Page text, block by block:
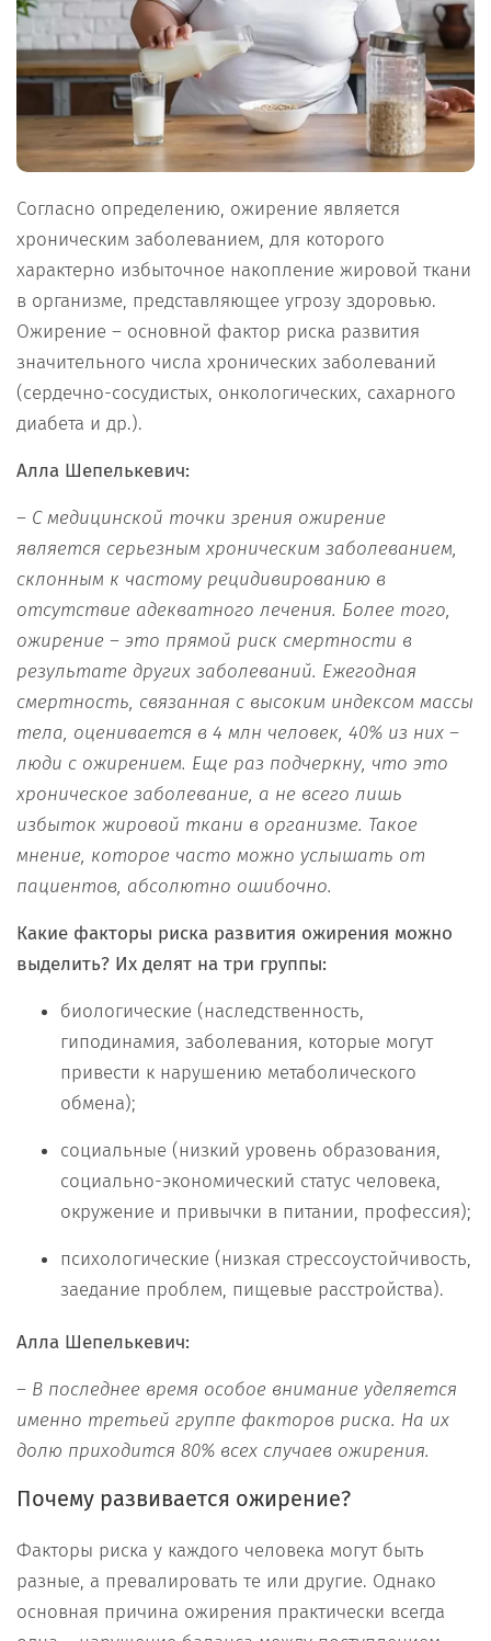
Согласно определению, ожирение является
хроническим заболеванием, для которого
характерно избыточное накопление жировой ткани
в организме, представляющее угрозу здоровью.
Ожирение – основной фактор риска развития
значительного числа хронических заболеваний
(сердечно-сосудистых, онкологических, сахарного
диабета и др.).
Алла Шепелькевич:
– С медицинской точки зрения ожирение
является серьезным хроническим заболеванием,
склонным к частому рецидивированию в
отсутствие адекватного лечения. Более того,
ожирение – это прямой риск смертности в
результате других заболеваний. Ежегодная
смертность, связанная с высоким индексом массы
тела, оценивается в 4 млн человек, 40% из них –
люди с ожирением. Еще раз подчеркну, что это
хроническое заболевание, а не всего лишь
избыток жировой ткани в организме. Такое
мнение, которое часто можно услышать от
пациентов, абсолютно ошибочно.
Какие факторы риска развития ожирения можно
выделить? Их делят на три группы:
биологические (наследственность,
гиподинамия, заболевания, которые могут
привести к нарушению метаболического
обмена);
социальные (низкий уровень образования,
социально-экономический статус человека,
окружение и привычки в питании, профессия);
психологические (низкая стрессоустойчивость,
заедание проблем, пищевые расстройства).
Алла Шепелькевич:
– В последнее время особое внимание уделяется
именно третьей группе факторов риска. На их
долю приходится 80% всех случаев ожирения.
Почему развивается ожирение?
Факторы риска у каждого человека могут быть
разные, а превалировать те или другие. Однако
основная причина ожирения практически всегда